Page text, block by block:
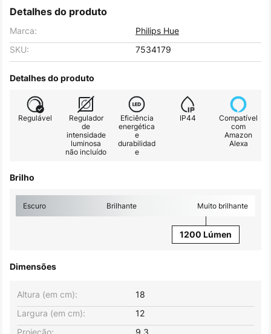
Detalhes do produto
Marca:
Philips Hue
SKU:
7534179
Detalhes do produto
Regulável
Regulador
de
intensidade
luminosa
não incluído
Eficiência
energética
e
durabilidad
e
IP44
Compatível
com
Amazon
Alexa
Brilho
Escuro Brilhante Muito brilhante
1200 Lúmen
Dimensões
Largura (em cm): 12
Altura (em cm): 18